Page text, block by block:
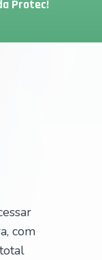
Protec!
com